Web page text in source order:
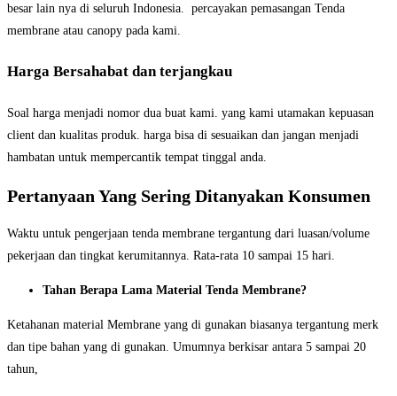
besar lain nya di seluruh Indonesia. percayakan pemasangan Tenda
membrane atau canopy pada kami.
Harga Bersahabat dan terjangkau
Soal harga menjadi nomor dua buat kami. yang kami utamakan kepuasan
client dan kualitas produk. harga bisa di sesuaikan dan jangan menjadi
hambatan untuk mempercantik tempat tinggal anda.
Pertanyaan Yang Sering Ditanyakan Konsumen
Waktu untuk pengerjaan tenda membrane tergantung dari luasan/volume
pekerjaan dan tingkat kerumitannya. Rata-rata 10 sampai 15 hari.
Tahan Berapa Lama Material Tenda Membrane?
Ketahanan material Membrane yang di gunakan biasanya tergantung merk
dan tipe bahan yang di gunakan. Umumnya berkisar antara 5 sampai 20
tahun,